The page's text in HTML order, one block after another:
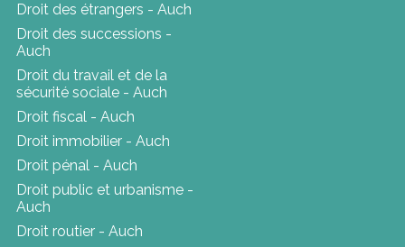
Droit des étrangers - Auch
Droit des successions -
Auch
Droit du travail et de la
sécurité sociale - Auch
Droit fiscal - Auch
Droit immobilier - Auch
Droit pénal - Auch
Droit public et urbanisme -
Auch
Droit routier - Auch